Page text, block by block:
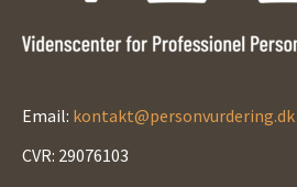
Email: kontakt@personvurdering.dk
CVR: 29076103